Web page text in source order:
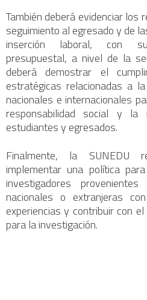
También deberá evidenciar los
seguimiento al egresado y de
inserción laboral, con
presupuestal, a nivel de la
deberá demostrar el
estratégicas relacionadas a
nacionales e internacionales
responsabilidad social y
estudiantes y egresados.
Finalmente, la SUNEDU
implementar una política
investigadores
nacionales o extranjeras
experiencias y contribuir con
para la investigación.